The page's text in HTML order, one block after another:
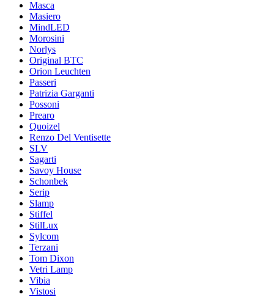
Masca
Masiero
MindLED
Morosini
Norlys
Original BTC
Orion Leuchten
Passeri
Patrizia Garganti
Possoni
Prearo
Quoizel
Renzo Del Ventisette
SLV
Sagarti
Savoy House
Schonbek
Serip
Slamp
Stiffel
StilLux
Sylcom
Terzani
Tom Dixon
Vetri Lamp
Vibia
Vistosi